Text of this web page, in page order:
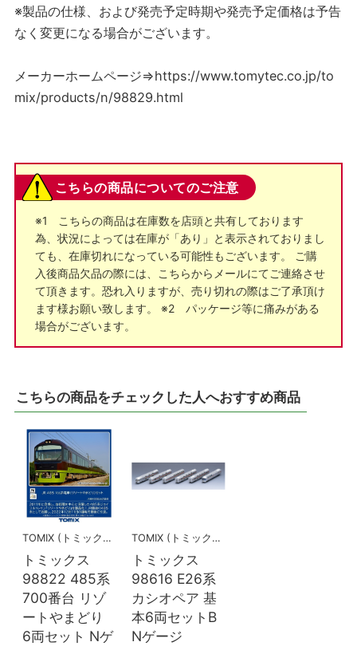
※製品の仕様、および発売予定時期や発売予定価格は予告
なく変更になる場合がございます。
メーカーホームページ⇒https://www.tomytec.co.jp/to
mix/products/n/98829.html
こちらの商品についてのご注意
※1 こちらの商品は在庫数を店頭と共有しております
為、状況によっては在庫が「あり」と表示されておりまし
ても、在庫切れになっている可能性もございます。 ご購
入後商品欠品の際には、こちらからメールにてご連絡させ
て頂きます。恐れ入りますが、売り切れの際はご了承頂け
ます様お願い致します。 ※2 パッケージ等に痛みがある
場合がございます。
こちらの商品をチェックした人へおすすめ商品
TOMIX (トミックス)
トミックス
98822 485系
700番台 リゾ
ートやまどり
6両セット Nゲ
TOMIX (トミックス)
トミックス
98616 E26系
カシオペア 基
本6両セットB
Nゲージ